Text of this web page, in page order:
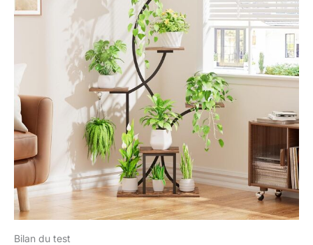
Bilan du test